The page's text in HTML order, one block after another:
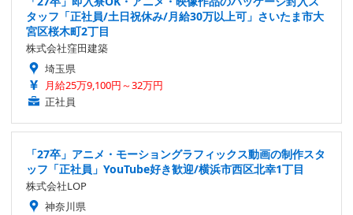
タッフ「正社員/土日祝休み/月給30万以上可」さいたま市大
宮区桜木町2丁目
株式会社窪田建築
埼玉県
月給25万9,100円～32万円
正社員
「27卒」アニメ・モーショングラフィックス動画の制作スタ
ッフ「正社員」YouTube好き歓迎/横浜市西区北幸1丁目
株式会社LOP
神奈川県